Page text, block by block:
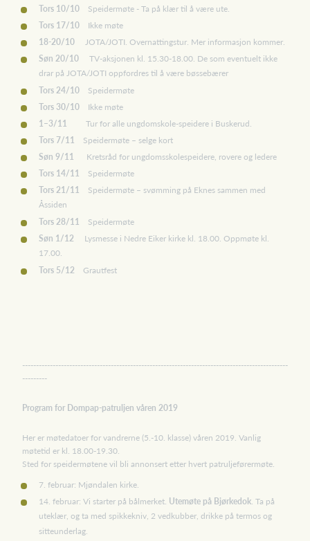
Tors 10/10
Speidermøte - Ta på klær til å være ute.
Tors 17/10 Ikke møte
18-20/10 JOTA/JOTI. Overnattingstur. Mer informasjon kommer.
Søn 20/10 TV-aksjonen kl. 15.30-18.00. De som eventuelt ikke
drar på JOTA/JOTI oppfordres til å være bøssebærer
Tors 24/10 Speidermøte
Tors 30/10 Ikke møte
1–3/11
Tur for alle ungdomskole-speidere i Buskerud.
Tors 7/11
Speidermøte – selge kort
Søn 9/11 Kretsråd for ungdomsskolespeidere, rovere og ledere
Tors 14/11 Speidermøte
Tors 21/11 Speidermøte – svømming på Eknes sammen med
Åssiden
Tors 28/11 Speidermøte
Søn 1/12
Lysmesse i Nedre Eiker kirke kl. 18.00. Oppmøte kl.
17.00.
Tors 5/12 Grautfest
------------------------------------------------------------------------------------------------
---------
Program for Dompap-patruljen våren 2019
Her er møtedatoer for vandrerne (5.-10. klasse) våren 2019. Vanlig
møtetid er kl. 18.00-19.30.
Sted for speidermøtene vil bli annonsert etter hvert patruljeførermøte.
7. februar: Mjøndalen kirke.
14. februar: Vi starter på bålmerket. Utemøte på Bjørkedok. Ta på
uteklær, og ta med spikkekniv, 2 vedkubber, drikke på termos og
sitteunderlag.